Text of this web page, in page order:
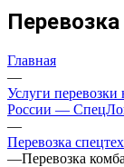
Главная
—
Услуги перевозки
России —
—
Перевозка
—Перевозка